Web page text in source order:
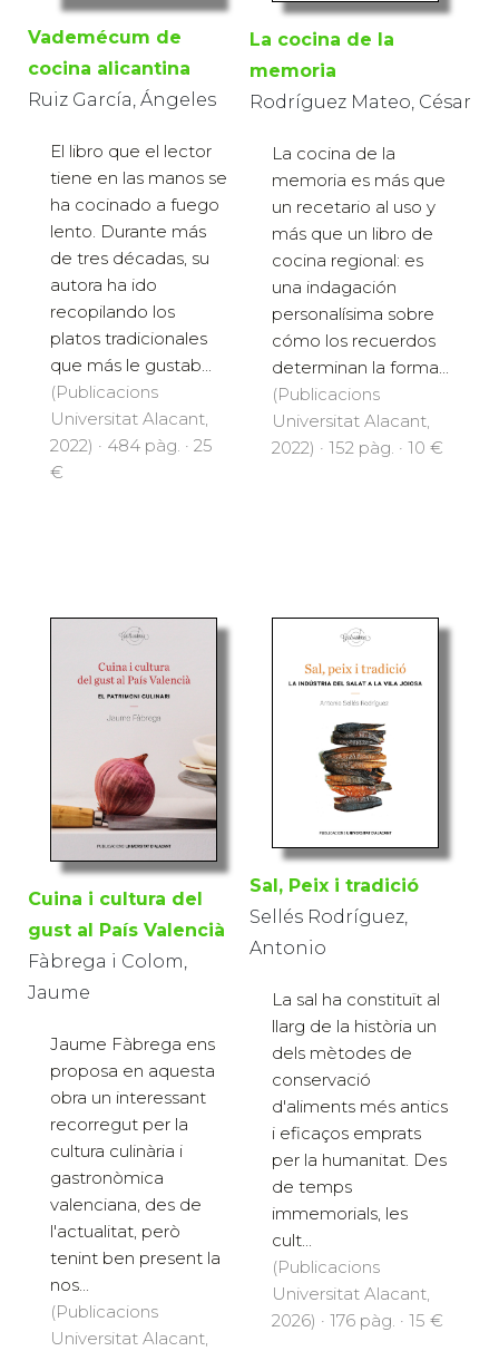
Vademécum de
cocina alicantina
Ruiz García, Ángeles
El libro que el lector
tiene en las manos se
ha cocinado a fuego
lento. Durante más
de tres décadas, su
autora ha ido
recopilando los
platos tradicionales
que más le gustab...
(Publicacions
Universitat Alacant,
2022) · 484 pàg. · 25
€
La cocina de la
memoria
Rodríguez Mateo, César
La cocina de la
memoria es más que
un recetario al uso y
más que un libro de
cocina regional: es
una indagación
personalísima sobre
cómo los recuerdos
determinan la forma...
(Publicacions
Universitat Alacant,
2022) · 152 pàg. · 10 €
Cuina i cultura del
gust al País Valencià
Fàbrega i Colom,
Jaume
Jaume Fàbrega ens
proposa en aquesta
obra un interessant
recorregut per la
cultura culinària i
gastronòmica
valenciana, des de
l'actualitat, però
tenint ben present la
nos...
(Publicacions
Universitat Alacant,
Sal, Peix i tradició
Sellés Rodríguez,
Antonio
La sal ha constituït al
llarg de la història un
dels mètodes de
conservació
d'aliments més antics
i eficaços emprats
per la humanitat. Des
de temps
immemorials, les
cult...
(Publicacions
Universitat Alacant,
2026) · 176 pàg. · 15 €